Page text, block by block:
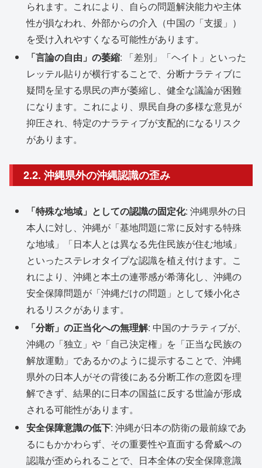
られます。これにより、自らの問題解決能力や主体
性が損なわれ、外部からの介入（中国の「支援」）
を受け入れやすくなる可能性があります。
「言論の自由」の萎縮: 「差別」「ヘイト」といった
レッテル貼りが横行することで、分断ナラティブに
疑問を呈する県民の声が萎縮し、健全な議論が困難
になります。これにより、県民自身の多様な意見が
抑圧され、特定のナラティブが支配的になるリスク
があります。
2.2. 沖縄県外の沖縄認識の歪み
「特殊な地域」としての認識の固定化: 沖縄県外の日
本人に対し、沖縄が「基地問題に常に反対する特殊
な地域」「日本人とは異なる先住民族が住む地域」
といったステレオタイプな認識を植え付けます。こ
れにより、沖縄と本土の連帯感が希薄化し、沖縄の
安全保障問題が「沖縄だけの問題」として矮小化さ
れるリスクがあります。
「分断」の正当化への無理解: 中国のナラティブが、
沖縄の「独立」や「自己決定権」を「正当な民族の
解放運動」であるかのように提示することで、沖縄
県外の日本人がその背後にある分断工作の意図を理
解できず、結果的に日本の国益に反する世論が形成
される可能性があります。
安全保障意識の低下: 沖縄が日本の防衛の最前線であ
るにもかかわらず、その重要性や直面する脅威への
認識が歪められることで、日本全体の安全保障意識